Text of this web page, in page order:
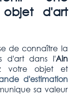
d'art
de connaître la
d'art dans l'Ain
votre objet et
d'estimation
sa valeur